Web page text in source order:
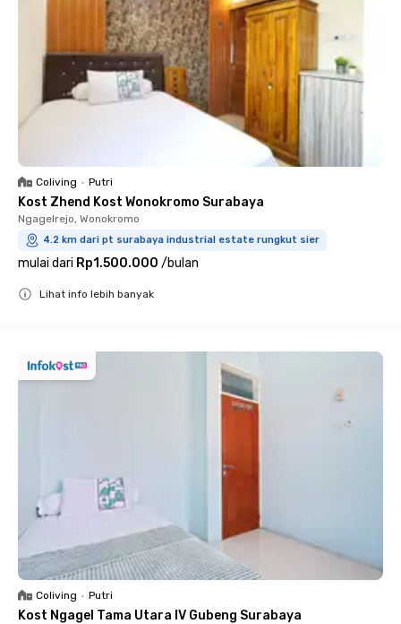
Coliving • Putri
Kost Zhend Kost Wonokromo Surabaya
Ngagelrejo, Wonokromo
4.2 km dari pt surabaya industrial estate rungkut sier
mulai dari Rp1.500.000 /bulan
Lihat info lebih banyak
Coliving • Putri
Kost Ngagel Tama Utara IV Gubeng Surabaya